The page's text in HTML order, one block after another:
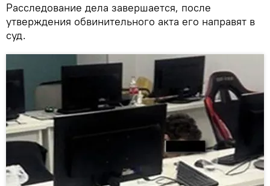
Расследование дела завершается, после
утверждения обвинительного акта его направят в
суд.